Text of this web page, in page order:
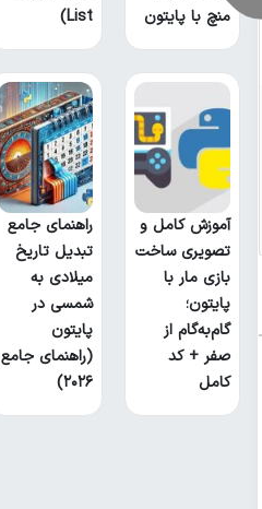
منچ با پایتون
List)
آموزش کامل و
تصویری ساخت
بازی مار با
پایتون؛
گام‌به‌گام از
صفر + کد
کامل
راهنمای جامع
تبدیل تاریخ
میلادی به
شمسی در
پایتون
(راهنمای جامع
۲۰۲۶)